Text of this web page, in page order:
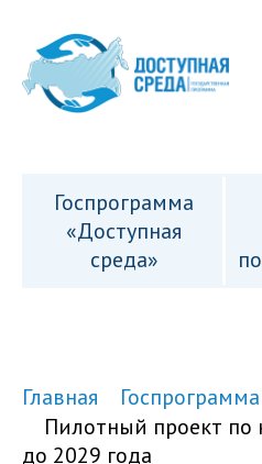
Госпрограмма
«Доступная
среда»
Главная
Пилотный проект по
до 2029 года